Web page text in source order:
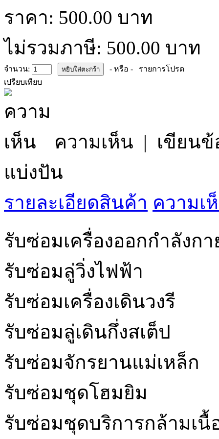
ราคา: 500.00 บาท
ไม่รวมภาษี: 500.00 บาท
จำนวน: - หรือ -
รายการโปรด
เปรียบเทียบ
ความเห็น | เขียน
แบ่งปัน
รายละเอียดสินค้า ความเ
รับซ่อมเครื่องออกกำลังก
รับซ่อมลู่วิ่งไฟฟ้า
รับซ่อมเครื่องเดินวงรี
รับซ่อมลู่เดินกึ่งสเต็ป
รับซ่อมจักรยานแม่เหล็ก
รับซ่อมชุดโฮมยิม
รับซ่อมชุดบริการกล้ามเนื้